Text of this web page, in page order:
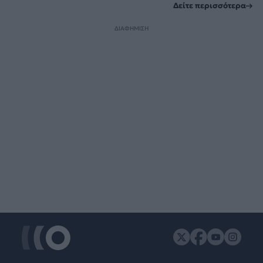
Δείτε περισσότερα
ΔΙΑΦΗΜΙΣΗ